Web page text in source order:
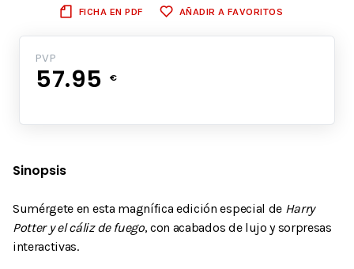
FICHA EN PDF AÑADIR A FAVORITOS
PVP
57.95 €
Sinopsis
Sumérgete en esta magnífica edición especial de Harry
Potter y el cáliz de fuego, con acabados de lujo y sorpresas
interactivas.